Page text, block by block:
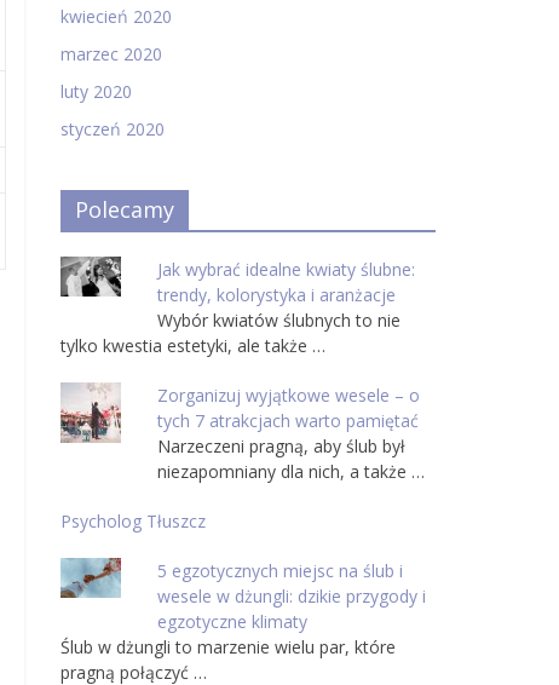
kwiecień 2020
marzec 2020
luty 2020
styczeń 2020
Polecamy
Jak wybrać idealne kwiaty ślubne:
trendy, kolorystyka i aranżacje
Wybór kwiatów ślubnych to nie
tylko kwestia estetyki, ale także …
Zorganizuj wyjątkowe wesele – o
tych 7 atrakcjach warto pamiętać
Narzeczeni pragną, aby ślub był
niezapomniany dla nich, a także …
Psycholog Tłuszcz
5 egzotycznych miejsc na ślub i
wesele w dżungli: dzikie przygody i
egzotyczne klimaty
Ślub w dżungli to marzenie wielu par, które
pragną połączyć …